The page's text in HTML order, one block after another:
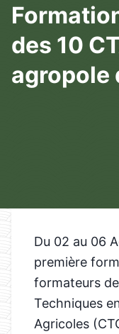
des 10
agropole
Du 02 au 06
première
formateurs
Techniques
Agricoles